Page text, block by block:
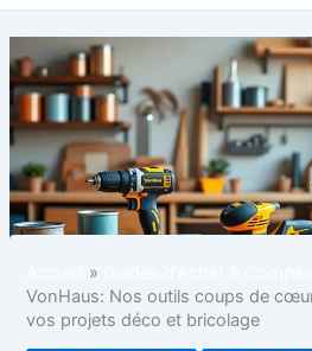
VonHaus: Nos outils coups de
vos projets déco et bricolage